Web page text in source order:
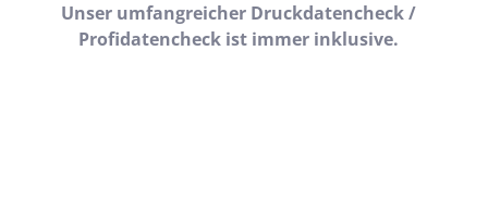
Unser umfangreicher Druckdatencheck /
Profidatencheck ist immer inklusive.